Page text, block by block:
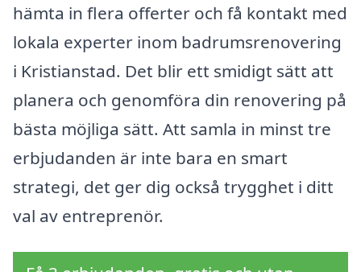
hämta in flera offerter och få kontakt med
lokala experter inom badrumsrenovering
i Kristianstad. Det blir ett smidigt sätt att
planera och genomföra din renovering på
bästa möjliga sätt. Att samla in minst tre
erbjudanden är inte bara en smart
strategi, det ger dig också trygghet i ditt
val av entreprenör.